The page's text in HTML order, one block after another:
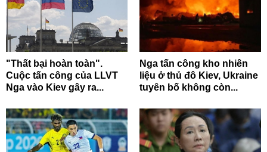
"Thất bại hoàn toàn".
Cuộc tấn công của LLVT
Nga vào Kiev gây ra...
Nga tấn công kho nhiên
liệu ở thủ đô Kiev, Ukraine
tuyên bố không còn...